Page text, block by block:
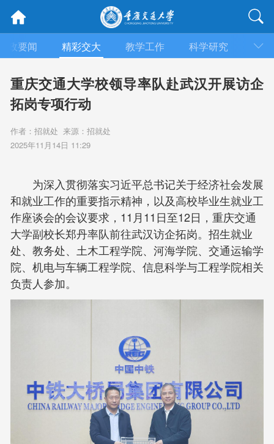
政要闻 精彩交大 教学工作 科学研究 合
重庆交通大学校领导率队赴武汉开展访企
拓岗专项行动
作者：招就处 来源：招就处
2025年11月14日 11:29
为深入贯彻落实习近平总书记关于经济社会发展
和就业工作的重要指示精神，以及高校毕业生就业工
作座谈会的会议要求，11月11日至12日，重庆交通
大学副校长郑丹率队前往武汉访企拓岗。招生就业
处、教务处、土木工程学院、河海学院、交通运输学
院、机电与车辆工程学院、信息科学与工程学院相关
负责人参加。